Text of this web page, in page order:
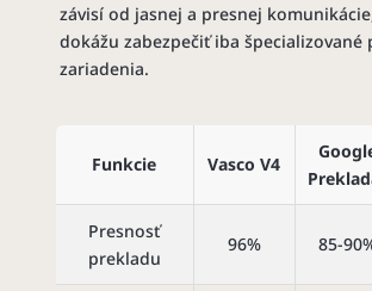
závisí od jasnej a presnej
dokážu zabezpečiť iba špecializované
zariadenia.
Funkcie Vasco V4
Presnosť
prekladu
96% 85-